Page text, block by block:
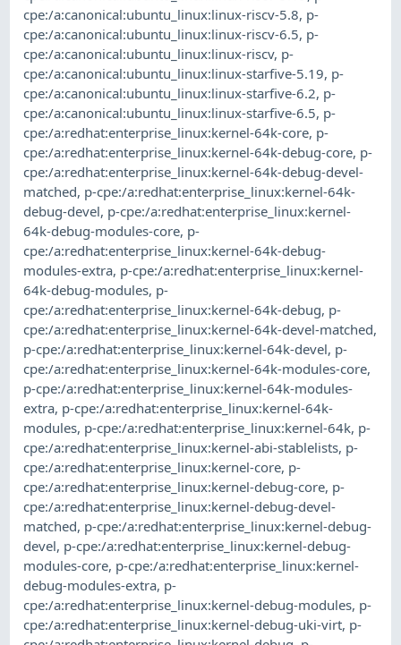
cpe:/a:canonical:ubuntu_linux:linux-riscv-5.8, p-
cpe:/a:canonical:ubuntu_linux:linux-riscv-6.5, p-
cpe:/a:canonical:ubuntu_linux:linux-riscv, p-
cpe:/a:canonical:ubuntu_linux:linux-starfive-5.19, p-
cpe:/a:canonical:ubuntu_linux:linux-starfive-6.2, p-
cpe:/a:canonical:ubuntu_linux:linux-starfive-6.5, p-
cpe:/a:redhat:enterprise_linux:kernel-64k-core, p-
cpe:/a:redhat:enterprise_linux:kernel-64k-debug-core, p-
cpe:/a:redhat:enterprise_linux:kernel-64k-debug-devel-
matched, p-cpe:/a:redhat:enterprise_linux:kernel-64k-
debug-devel, p-cpe:/a:redhat:enterprise_linux:kernel-
64k-debug-modules-core, p-
cpe:/a:redhat:enterprise_linux:kernel-64k-debug-
modules-extra, p-cpe:/a:redhat:enterprise_linux:kernel-
64k-debug-modules, p-
cpe:/a:redhat:enterprise_linux:kernel-64k-debug, p-
cpe:/a:redhat:enterprise_linux:kernel-64k-devel-matched,
p-cpe:/a:redhat:enterprise_linux:kernel-64k-devel, p-
cpe:/a:redhat:enterprise_linux:kernel-64k-modules-core,
p-cpe:/a:redhat:enterprise_linux:kernel-64k-modules-
extra, p-cpe:/a:redhat:enterprise_linux:kernel-64k-
modules, p-cpe:/a:redhat:enterprise_linux:kernel-64k, p-
cpe:/a:redhat:enterprise_linux:kernel-abi-stablelists, p-
cpe:/a:redhat:enterprise_linux:kernel-core, p-
cpe:/a:redhat:enterprise_linux:kernel-debug-core, p-
cpe:/a:redhat:enterprise_linux:kernel-debug-devel-
matched, p-cpe:/a:redhat:enterprise_linux:kernel-debug-
devel, p-cpe:/a:redhat:enterprise_linux:kernel-debug-
modules-core, p-cpe:/a:redhat:enterprise_linux:kernel-
debug-modules-extra, p-
cpe:/a:redhat:enterprise_linux:kernel-debug-modules, p-
cpe:/a:redhat:enterprise_linux:kernel-debug-uki-virt, p-